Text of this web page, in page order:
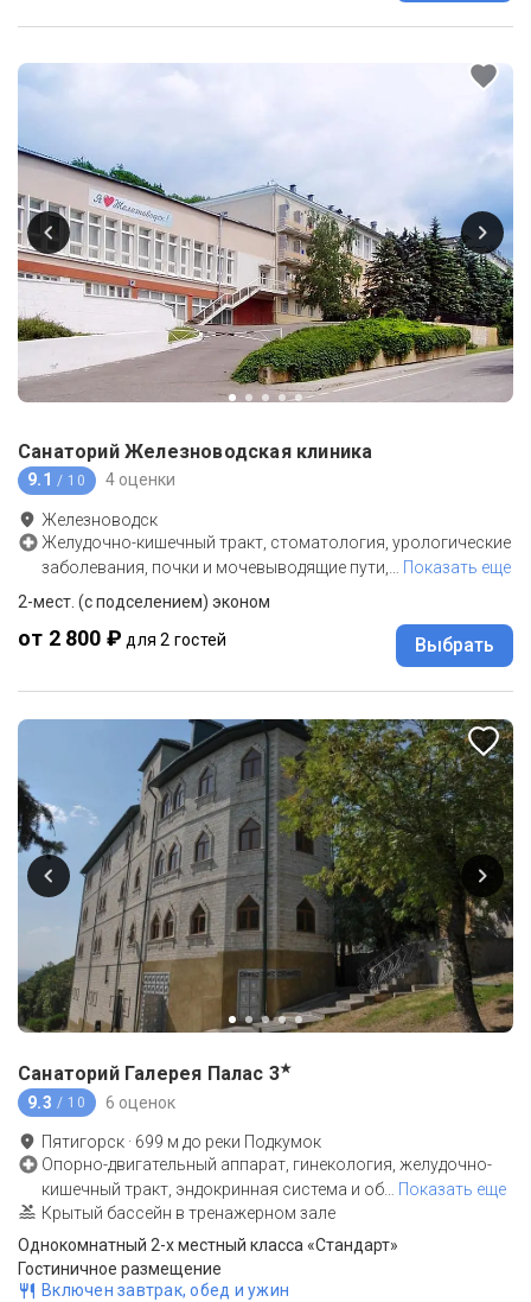
Санаторий Железноводская клиника
9.1 / 10 4 оценки
Железноводск
Желудочно-кишечный тракт, стоматология, урологические
заболевания, почки и мочевыводящие пути,
Показать еще
2-мест. (с подселением) эконом
от 2 800 ₽ для 2 гостей Выбрать
Санаторий Галерея Палас 3★
9.3 / 10 6 оценок
Пятигорск · 699 м до реки Подкумок
Опорно-двигательный аппарат, гинекология, желудочно-
кишечный тракт, эндокринная система и об… Показать еще
Крытый бассейн в тренажерном зале
Однокомнатный 2-х местный класса «Стандарт»
Гостиничное размещение
Включен завтрак, обед и ужин